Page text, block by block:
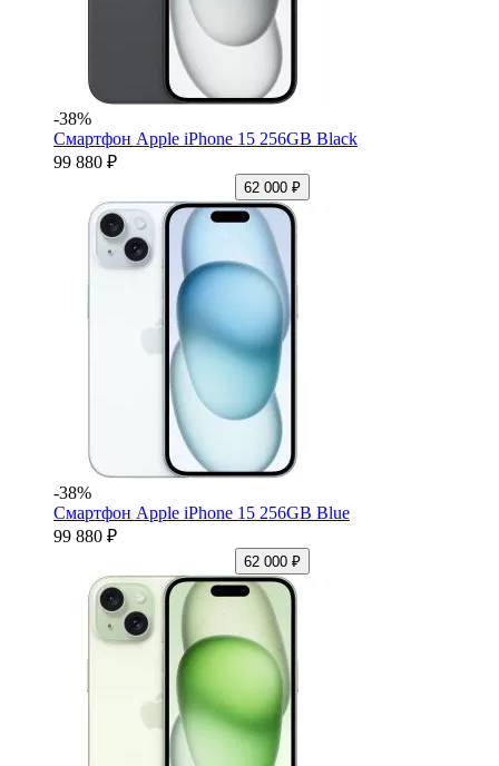
-38%
Смартфон Apple iPhone 15 256GB Black
99 880 ₽
62 000 ₽
-38%
Смартфон Apple iPhone 15 256GB Blue
99 880 ₽
62 000 ₽